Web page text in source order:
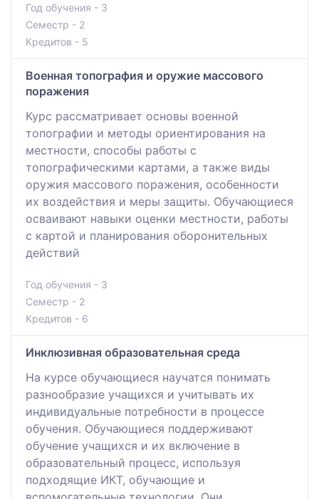
Год обучения - 3
Семестр - 2
Кредитов - 5
Военная топография и оружие массового
поражения
Курс рассматривает основы военной
топографии и методы ориентирования на
местности, способы работы с
топографическими картами, а также виды
оружия массового поражения, особенности
их воздействия и меры защиты. Обучающиеся
осваивают навыки оценки местности, работы
с картой и планирования оборонительных
действий
Год обучения - 3
Семестр - 2
Кредитов - 6
Инклюзивная образовательная среда
На курсе обучающиеся научатся понимать
разнообразие учащихся и учитывать их
индивидуальные потребности в процессе
обучения. Обучающиеся поддерживают
обучение учащихся и их включение в
образовательный процесс, используя
подходящие ИКТ, обучающие и